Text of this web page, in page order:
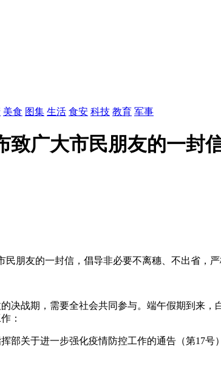
美食 图集 生活 食安 科技 教育 军事
致广大市民朋友的一封
朋友的一封信，倡导非必要不离穗、不出省，
决战期，需要全社会共同参与。端午假期到来
工作：
部关于进一步强化疫情防控工作的通告（第17